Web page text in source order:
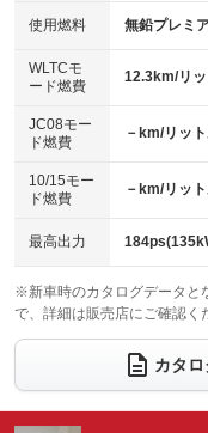
100V電源
：装備なし
センターデフロック
：装備なし
電動格納ミラー
：装備なし
バックカメラ
：装備あり
エアロ
：装備あり
：装備なし
パワーシート
ベンチシート
：装備なし
チップアップシート
：装備なし
：装備なし
ウォークスルー
：装備なし
電動リアゲート
：装備なし
使用燃料 無鉛プレミ
WLTCモ
ード燃費
12.3km/リ
JC08モー
ド燃費
－km/リッ
10/15モー
ド燃費
－km/リッ
最高出力
※新車時のカタログデータと
で、詳細は販売店にご確認く
カタ